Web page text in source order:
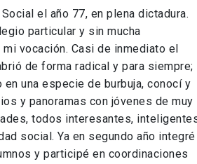
Social el año 77, en plena dictadura.
particular y sin mucha
vocación. Casi de inmediato el
de forma radical y para siempre;
en una especie de burbuja, conocí y
y panoramas con jóvenes de muy
todos interesantes,
social. Ya en segundo año integré
y participé en coordinaciones